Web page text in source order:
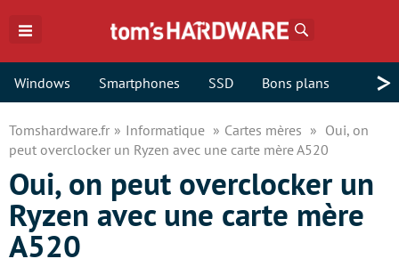
Windows Smartphones SSD Bons plans >
Tomshardware.fr Informatique Cartes mères
Oui, on
peut overclocker un Ryzen avec une carte mère A520
Oui, on peut overclocker un
Ryzen avec une carte mère
A520